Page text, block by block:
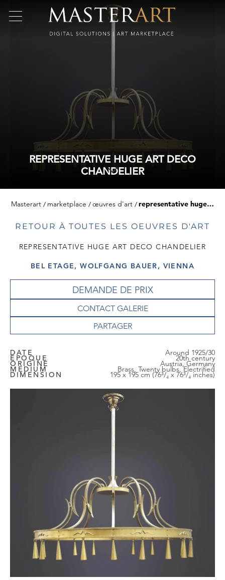
REPRESENTATIVE HUGE ART DECO
CHANDELIER
Masterart marketplace œuvres d'art representative huge art deco chandelier
RETOUR À TOUTES LES OEUVRES D'ART
REPRESENTATIVE HUGE ART DECO CHANDELIER
BEL ETAGE, WOLFGANG BAUER, VIENNA
DEMANDE DE PRIX
CONTACT GALERIE
DATE Around 1925/30
EPOQUE 20th century
ORIGINE Austria, Germany
MEDIUM Brass, Twenty bulbs, Electrified
DIMENSION 195 x 195 cm (76³/₄ x 76³/₄ inches)